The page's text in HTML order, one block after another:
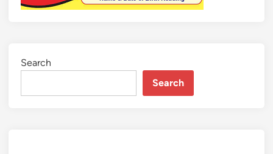
Search
Search